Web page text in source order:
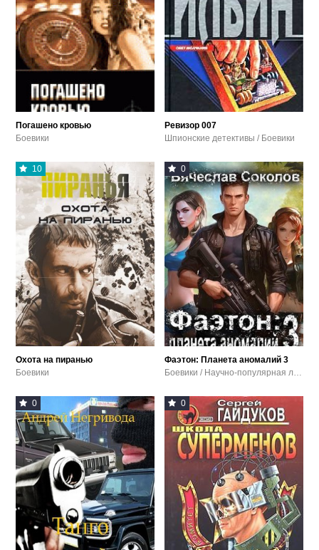
Погашено кровью
Боевики
Ревизор 007
Шпионские детективы / Боевики
10
Охота на пиранью
Боевики
0
Фаэтон: Планета аномалий 3
Боевики / Научно-популярная литература / Фантастика / Боевая фантастика
0 0